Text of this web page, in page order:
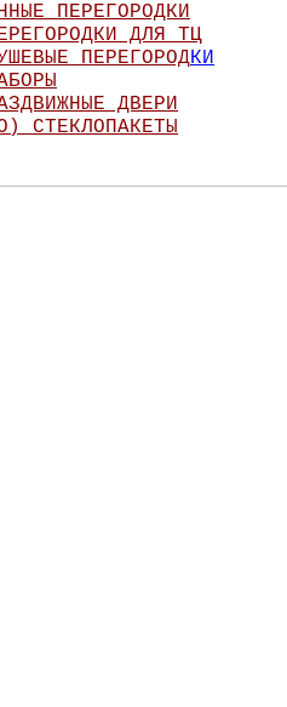
ПЕРЕГОРОДКИ
ДЛЯ ТЦ
ПЕРЕГОРОДКИ
ДВЕРИ
СТЕКЛОПАКЕТЫ